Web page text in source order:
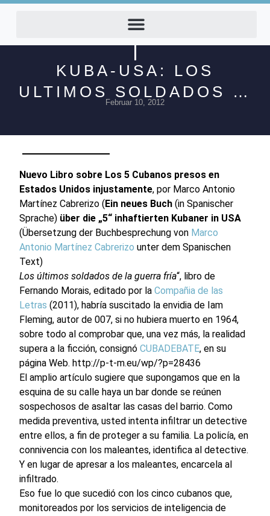
KUBA-USA: LOS
ULTIMOS SOLDADOS …
Februar 10, 2012
Nuevo Libro sobre Los 5 Cubanos presos en
Estados Unidos injustamente, por Marco Antonio
Martínez Cabrerizo (Ein neues Buch(in Spanischer
Sprache) über die „5“ inhaftierten Kubaner in USA
(Übersetzung der Buchbesprechung von Marco
Antonio Martínez Cabrerizo unter dem Spanischen
Text)
Los últimos soldados de la guerra fría“, libro de
Fernando Morais, editado por laCompañia de las
Letras (2011), habría suscitado la envidia de Iam
Fleming, autor de 007, si no hubiera muerto en 1964,
sobre todo al comprobar que, una vez más, la realidad
supera a la ficción, consignóCUBADEBATE, en su
página Web. http://p-t-m.eu/wp/?p=28436
El amplio artículo sugiere que supongamos que en la
esquina de su calle haya un bar donde se reúnen
sospechosos de asaltar las casas del barrio. Como
medida preventiva, usted intenta infiltrar un detective
entre ellos, a fin de proteger a su familia. La policía, en
connivencia con los maleantes, identifica al detective.
Y en lugar de apresar a los maleantes, encarcela al
infiltrado.
Eso fue lo que sucedió con los cinco cubanos que,
monitoreados por los servicios de inteligencia de